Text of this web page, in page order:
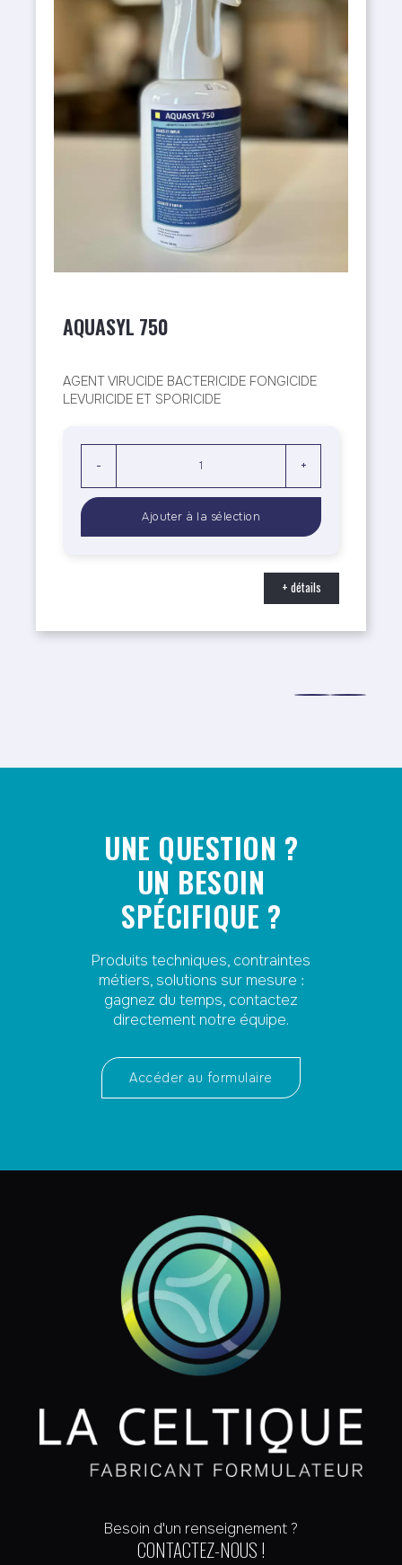
AQUASYL 750
AGENT VIRUCIDE BACTERICIDE FONGICIDE
LEVURICIDE ET SPORICIDE
- +
+ détails
UNE QUESTION ?
UN BESOIN
SPÉCIFIQUE ?
Produits techniques, contraintes
métiers, solutions sur mesure :
gagnez du temps, contactez
directement notre équipe.
Accéder au formulaire
Besoin d'un renseignement ?
CONTACTEZ-NOUS !